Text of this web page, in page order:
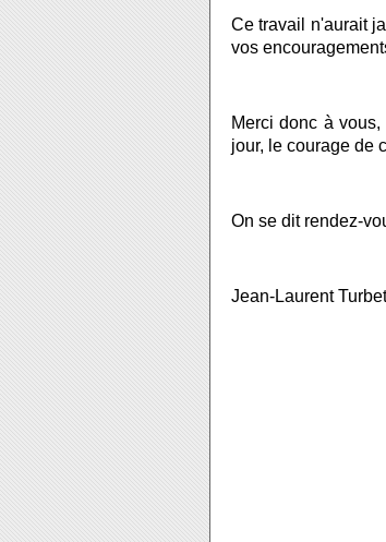
Ce travail n'aurait
vos
Merci donc à
jour, le courage de
On se dit rendez-
Jean-Laurent